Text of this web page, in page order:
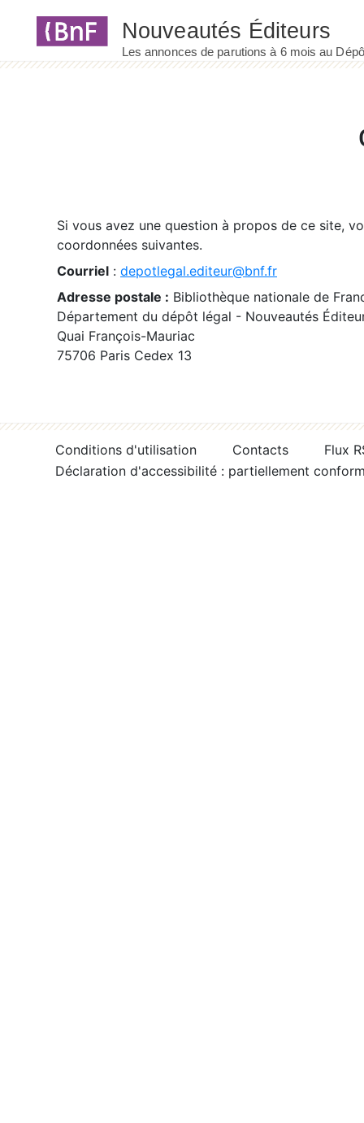
Si vous avez une question à propos de ce site,
coordonnées suivantes.
Courriel : depotlegal.editeur@bnf.fr
Adresse postale : Bibliothèque nationale de
Département du dépôt légal - Nouveautés
Quai François-Mauriac
75706 Paris Cedex 13
Conditions d'utilisation Contacts
Flux
Déclaration d'accessibilité : partiellement